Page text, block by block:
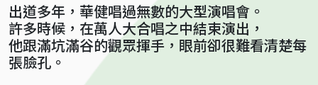
出道多年，華健唱過無數的大型演唱會。
許多時候，在萬人大合唱之中結束演出，
他跟滿坑滿谷的觀眾揮手，眼前卻很難看清楚每
張臉孔。